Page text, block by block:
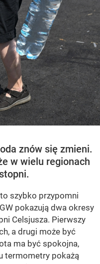
znów się zmieni.
w wielu regionach
szybko przypomni
pokazują dwa okresy
Celsjusza. Pierwszy
a drugi może być
ma być spokojna,
termometry pokażą